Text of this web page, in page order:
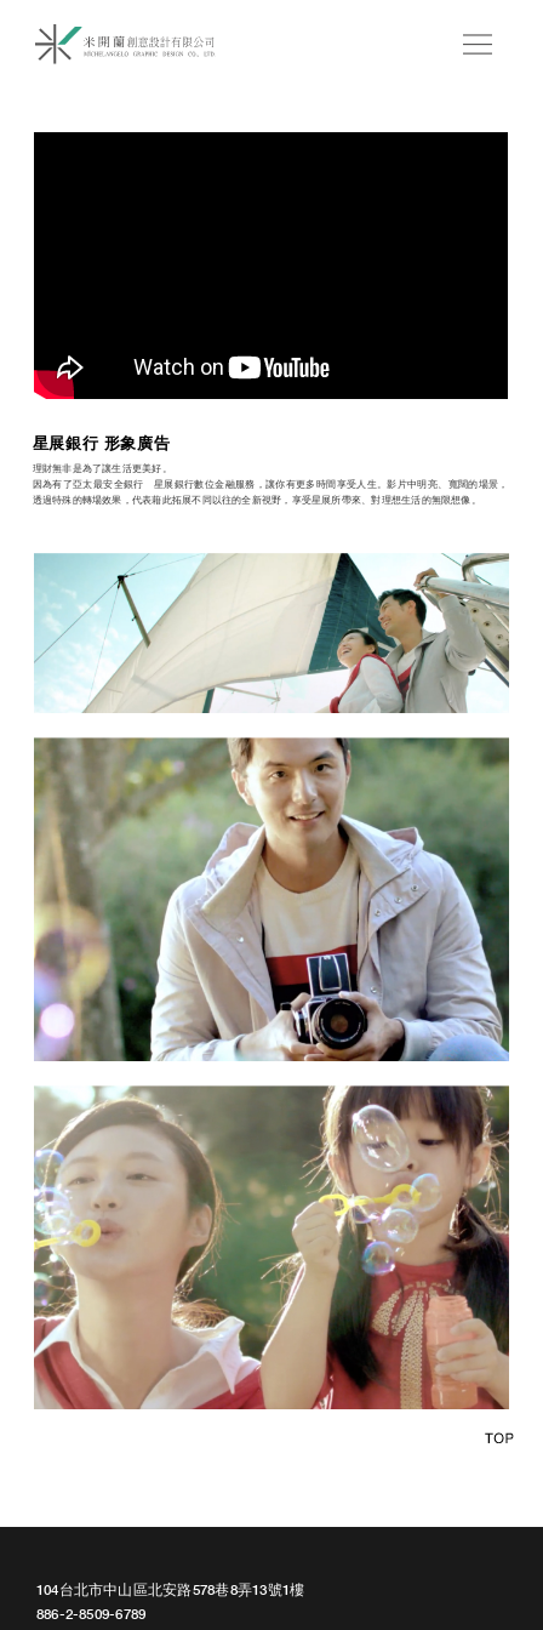
星展銀行 形象廣告
理財無非是為了讓生活更美好。
因為有了亞太最安全銀行—星展銀行數位金融服務，讓你有更多時間享受人生。影片中明亮、寬闊的場景，
透過特殊的轉場效果，代表藉此拓展不同以往的全新視野，享受星展所帶來、對理想生活的無限想像。
104台北市中山區北安路578巷8弄13號1樓
886-2-8509-6789